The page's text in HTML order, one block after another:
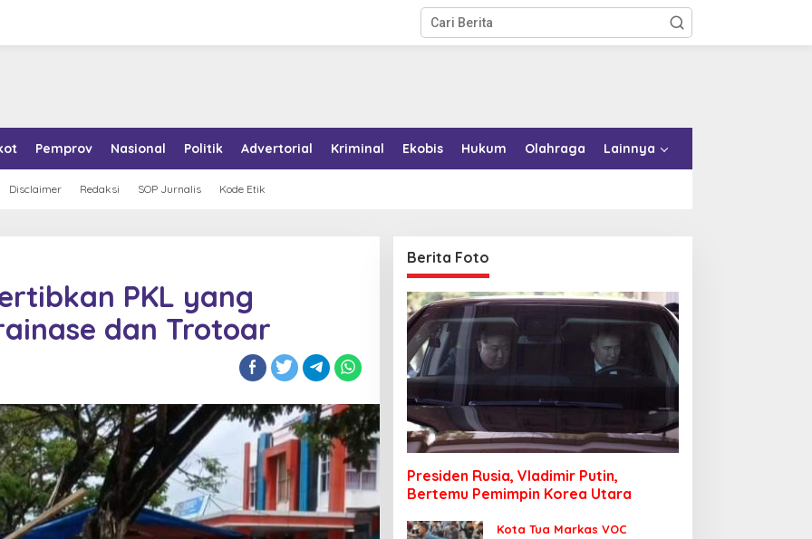
Pemprov Nasional Politik Advertorial Kriminal Ekobis Hukum Olahraga Lainnya
Disclaimer Redaksi SOP Jurnalis Kode Etik
PKL yang
dan Trotoar
Berita Foto
Presiden Rusia, Vladimir Putin,
Bertemu Pemimpin Korea Utara
Kota Tua Markas VOC